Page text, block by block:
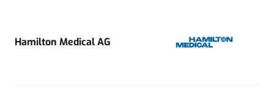
Hamilton Medical AG